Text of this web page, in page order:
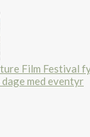
Film Festival
med eventyr